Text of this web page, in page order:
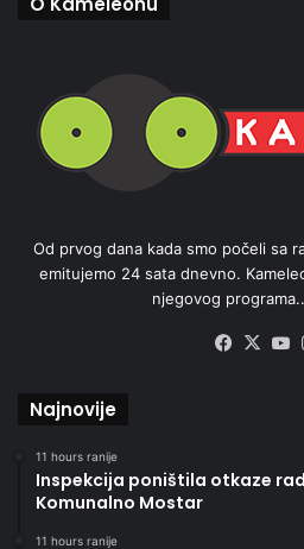
Od prvog dana kada smo počeli sa
emitujemo 24 sata dnevno.
njegovog
X
Najnovije
11 hours ranije
Inspekcija poništila otkaze
Komunalno Mostar
11 hours ranije